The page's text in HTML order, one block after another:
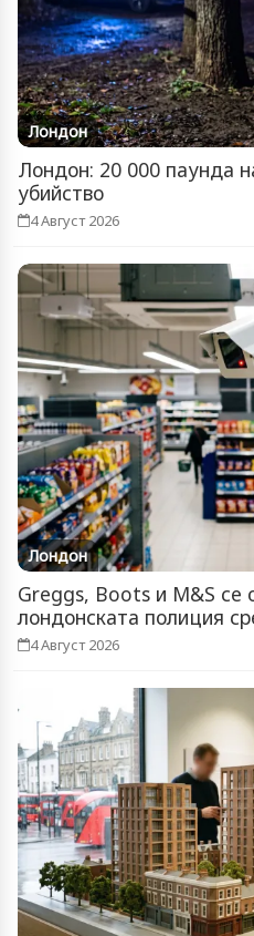
Лондон
Лондон: 20 000 паунда
убийство
4 Август 2026
Лондон
Greggs, Boots и M&S се
лондонската полиция
4 Август 2026